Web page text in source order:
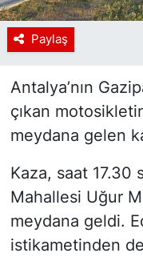
Paylaş
Antalya’nın
çıkan
meydana gelen
Kaza, saat 17.30
Mahallesi Uğur
meydana geldi.
istikametinden